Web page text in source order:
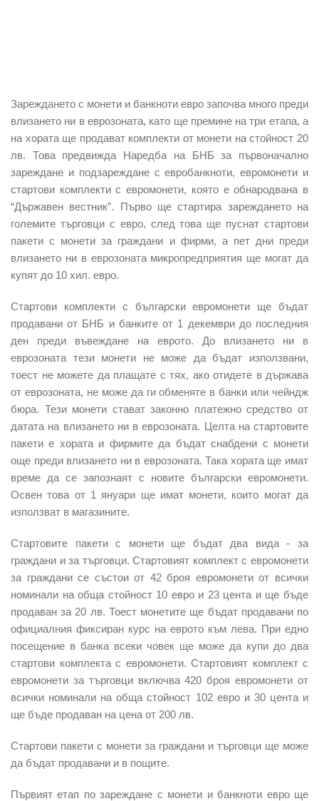
Зареждането с монети и банкноти евро започва много преди
влизането ни в еврозоната, като ще премине на три етапа, а
на хората ще продават комплекти от монети на стойност 20
лв. Това предвижда Наредба на БНБ за първоначално
зареждане и подзареждане с евробанкноти, евромонети и
стартови комплекти с евромонети, която е обнародвана в
“Държавен вестник”. Първо ще стартира зареждането на
големите търговци с евро, след това ще пуснат стартови
пакети с монети за граждани и фирми, а пет дни преди
влизането ни в еврозоната микропредприятия ще могат да
купят до 10 хил. евро.
Стартови комплекти с български евромонети ще бъдат
продавани от БНБ и банките от 1 декември до последния
ден преди въвеждане на еврото. До влизането ни в
еврозоната тези монети не може да бъдат използвани,
тоест не можете да плащате с тях, ако отидете в държава
от еврозоната, не може да ги обменяте в банки или чейндж
бюра. Тези монети стават законно платежно средство от
датата на влизането ни в еврозоната. Целта на стартовите
пакети е хората и фирмите да бъдат снабдени с монети
още преди влизането ни в еврозоната. Така хората ще имат
време да се запознаят с новите български евромонети.
Освен това от 1 януари ще имат монети, които могат да
използват в магазините.
Стартовите пакети с монети ще бъдат два вида - за
граждани и за търговци. Стартовият комплект с евромонети
за граждани се състои от 42 броя евромонети от всички
номинали на обща стойност 10 евро и 23 цента и ще бъде
продаван за 20 лв. Тоест монетите ще бъдат продавани по
официалния фиксиран курс на еврото към лева. При едно
посещение в банка всеки човек ще може да купи до два
стартови комплекта с евромонети. Стартовият комплект с
евромонети за търговци включва 420 броя евромонети от
всички номинали на обща стойност 102 евро и 30 цента и
ще бъде продаван на цена от 200 лв.
Стартови пакети с монети за граждани и търговци ще може
да бъдат продавани и в пощите.
Първият етап по зареждане с монети и банкноти евро ще